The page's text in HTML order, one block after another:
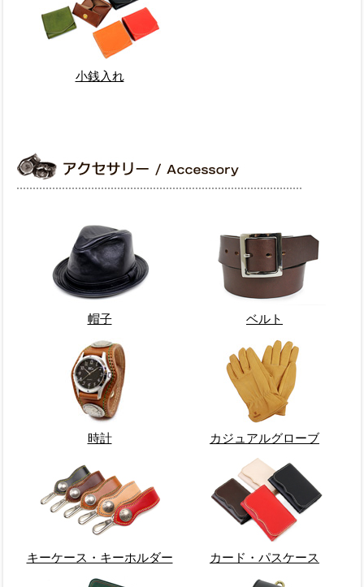
小銭入れ
帽子 ベルト
時計 カジュアルグローブ
キーケース・キーホルダー カード・パスケース